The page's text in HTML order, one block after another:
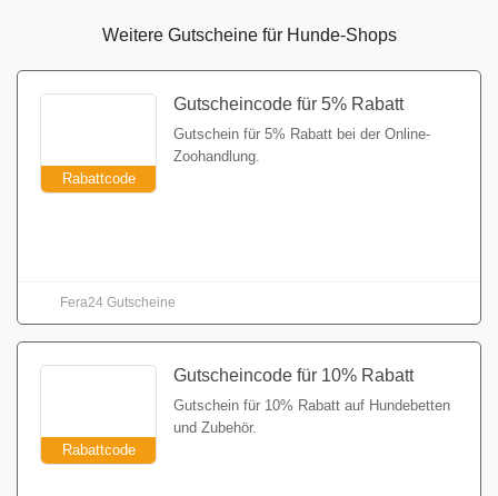
Weitere Gutscheine für Hunde-Shops
Rabattcode
Gutscheincode für 5% Rabatt
Gutschein für 5% Rabatt bei der Online-
Zoohandlung.
Fera24 Gutscheine
Rabattcode
Gutscheincode für 10% Rabatt
Gutschein für 10% Rabatt auf Hundebetten
und Zubehör.